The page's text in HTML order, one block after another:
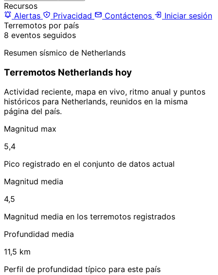
Recursos
Alertas
Privacidad Contáctenos
Iniciar sesión
Terremotos por país
8 eventos seguidos
Resumen sísmico de Netherlands
Terremotos Netherlands hoy
Actividad reciente, mapa en vivo, ritmo anual y puntos
históricos para Netherlands, reunidos en la misma
página del país.
Magnitud max
5,4
Pico registrado en el conjunto de datos actual
Magnitud media
4,5
Magnitud media en los terremotos registrados
Profundidad media
11,5 km
Perfil de profundidad típico para este país